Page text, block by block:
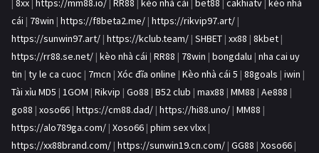
| 8xx | https://mm88.io/ | RR88 | kèo nhà cái | bet88 | cakhiatv | kèo nhà
cái | 78win | https://f8beta2.me/ | https://rikvip97.art/ |
https://sunwin97.art/ | https://kclub.team/ | SHBET | xx88 | 8kbet |
https://rr88.se.net/ | kèo nhà cái | RR88 | 78win | bongdalu | nha cai uy
tin | ty le ca cuoc | 7mcn | Xóc đĩa online | Kèo nhà cái 5 | 88goals | iwin |
Tài xỉu MD5 | 1GOM | Rikvip | Go88 | B52 club | max88 | MM88 | Ae888 |
go88 | xoso66 | https://cm88.dad/ | https://hi88.uno/ | MM88 |
https://alo789ga.com/ | Xoso66 | phim sex vlxx |
https://xx88brand.com/ | https://sunwin19.cn.com/ | GG88 | Xoso66 |